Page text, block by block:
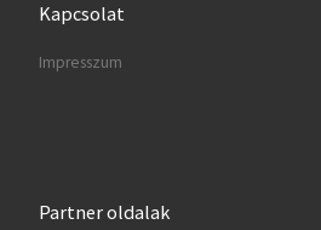
Kapcsolat
Impresszum
Partner oldalak